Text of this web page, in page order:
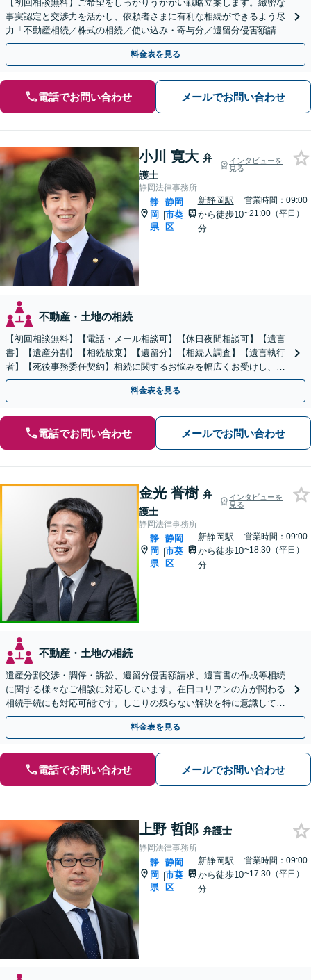
【初回相談無料】ご希望をしっかりうかがい戦略立案します。緻密な
事実認定と交渉力を活かし、依頼者さまに有利な相続ができるよう尽
力「不動産相続／株式の相続／使い込み・寄与分／遺留分侵害額請求
／相続放棄／生前贈与／事業承継」【休日・夜間相談可】
料金表を見る
電話でお問い合わせ メールでお問い合わせ
小川 寛大 弁
護士
インタビューを
見る
静岡法律事務所
静
岡
県
|
静岡
市葵
区
新静岡駅
から徒歩10
分
営業時間：09:00
~21:00（平日）
不動産・土地の相続
【初回相談無料】【電話・メール相談可】【休日夜間相談可】【遺言
書】【遺産分割】【相続放棄】【遺留分】【相続人調査】【遺言執行
者】【死後事務委任契約】相続に関するお悩みを幅広くお受けし、納
得できる相続の実現を目指します
料金表を見る
電話でお問い合わせ メールでお問い合わせ
金光 誉樹 弁
護士
インタビューを
見る
静岡法律事務所
静
岡
県
|
静岡
市葵
区
新静岡駅
から徒歩10
分
営業時間：09:00
~18:30（平日）
不動産・土地の相続
遺産分割交渉・調停・訴訟、遺留分侵害額請求、遺言書の作成等相続
に関する様々なご相談に対応しています。在日コリアンの方が関わる
相続手続にも対応可能です。しこりの残らない解決を特に意識してい
ます。【新静岡駅10分】
料金表を見る
電話でお問い合わせ メールでお問い合わせ
上野 哲郎 弁護士
静岡法律事務所
静
岡
県
|
静岡
市葵
区
新静岡駅
から徒歩10
分
営業時間：09:00
~17:30（平日）